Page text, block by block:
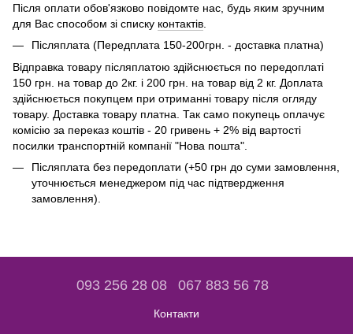
Після оплати обов'язково повідомте нас, будь яким зручним
для Вас способом зі списку контактів
Післяплата (Передплата 150-200грн. - доставка платна)
Відправка товару післяплатою здійснюється по передоплаті
150 грн. на товар до 2кг. і 200 грн. на товар від 2 кг. Доплата
здійснюється покупцем при отриманні товару після огляду
товару. Доставка товару платна. Так само покупець оплачує
комісію за переказ коштів - 20 гривень + 2% від вартості
посилки транспортній компанії "Нова пошта".
Післяплата без передоплати (+50 грн до суми замовлення,
уточнюється менеджером під час підтвердження
замовлення).
093 256 28 08 067 883 56 78
Контакти